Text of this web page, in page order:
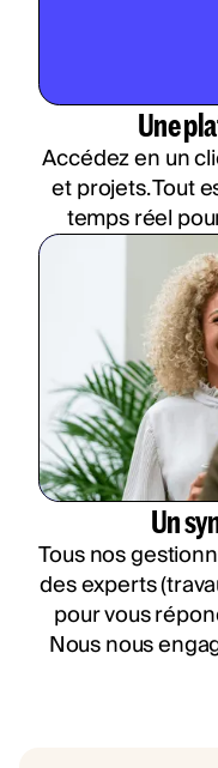
Une
Accédez en un
et projets. Tout
temps réel
Un
Tous nos
des experts
pour vous
Nous nous